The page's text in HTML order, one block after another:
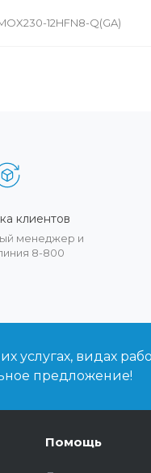
12HFN8-Q(GA)
клиентов
менеджер и
8-800
услугах, видах
предложение!
Помощь